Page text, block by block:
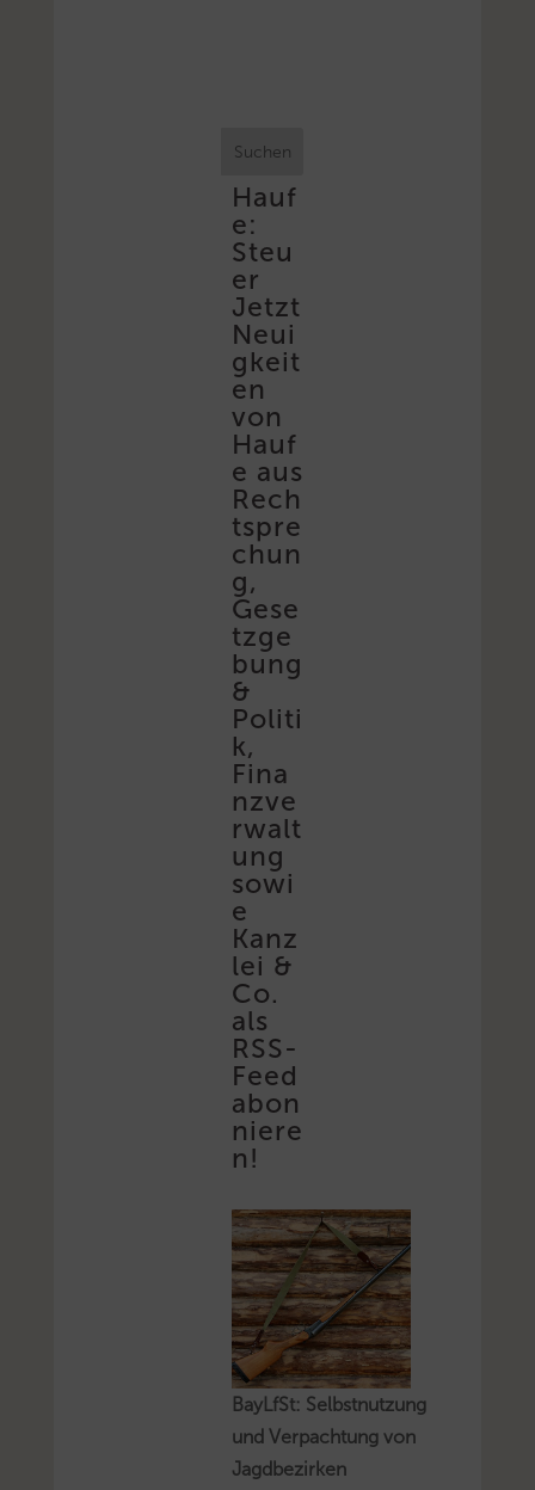
Suchen
Hauf
e:
Steu
er
Jetzt
Neui
gkeit
en
von
Hauf
e aus
Rech
tspre
chun
g,
Gese
tzge
bung
&
Politi
k,
Fina
nzve
rwalt
ung
sowi
e
Kanz
lei &
Co.
als
RSS-
Feed
abon
niere
n!
BayLfSt: Selbstnutzung
und Verpachtung von
Jagdbezirken